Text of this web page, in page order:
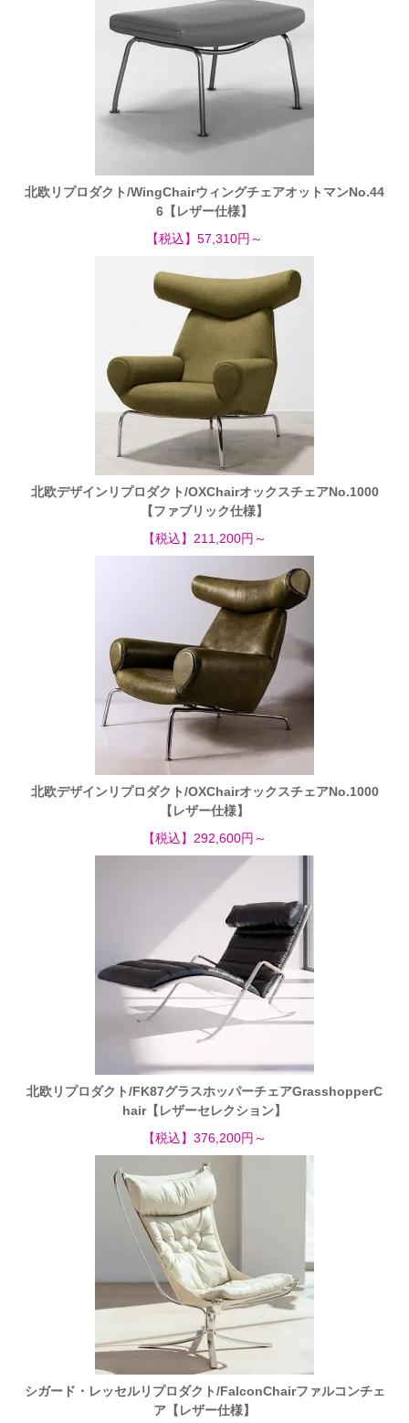
北欧リプロダクト/WingChairウィングチェアオットマンNo.44
6【レザー仕様】
【税込】57,310円～
北欧デザインリプロダクト/OXChairオックスチェアNo.1000
【ファブリック仕様】
【税込】211,200円～
北欧デザインリプロダクト/OXChairオックスチェアNo.1000
【レザー仕様】
【税込】292,600円～
北欧リプロダクト/FK87グラスホッパーチェアGrasshopperC
hair【レザーセレクション】
【税込】376,200円～
シガード・レッセルリプロダクト/FalconChairファルコンチェ
ア【レザー仕様】